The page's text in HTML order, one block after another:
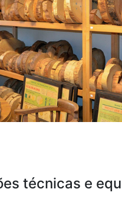
técnicas e